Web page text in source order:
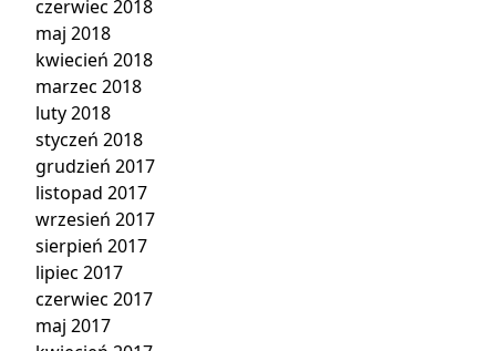
czerwiec 2018
maj 2018
kwiecień 2018
marzec 2018
luty 2018
styczeń 2018
grudzień 2017
listopad 2017
wrzesień 2017
sierpień 2017
lipiec 2017
czerwiec 2017
maj 2017